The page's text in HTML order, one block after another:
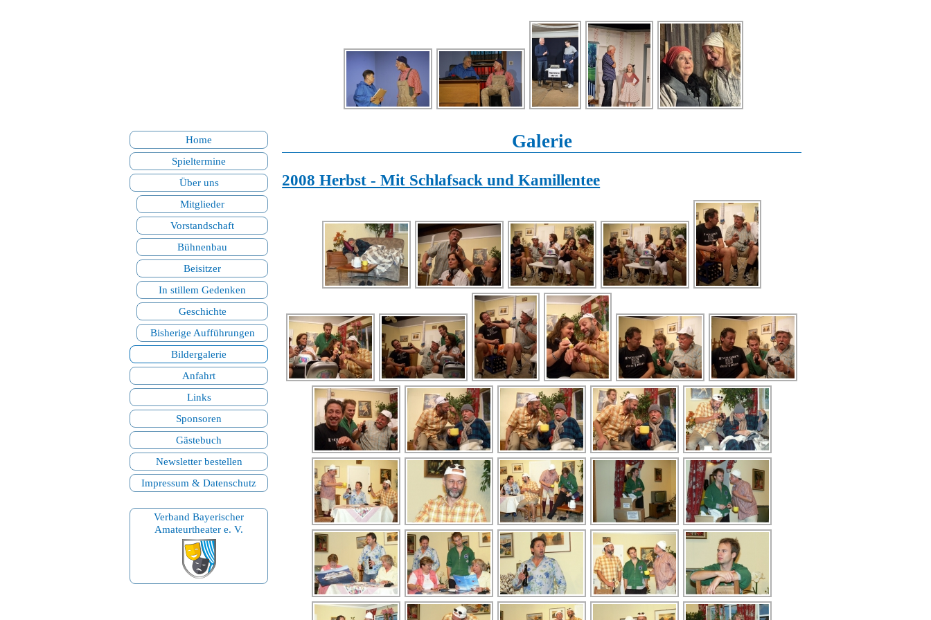
Home
Spieltermine
Über uns
Mitglieder
Vorstandschaft
Bühnenbau
Beisitzer
In stillem Gedenken
Geschichte
Bisherige Aufführungen
Bildergalerie
Anfahrt
Links
Sponsoren
Gästebuch
Newsletter bestellen
Impressum & Datenschutz
Verband Bayerischer
Amateurtheater e. V.
Galerie
2008 Herbst - Mit Schlafsack und Kamillentee